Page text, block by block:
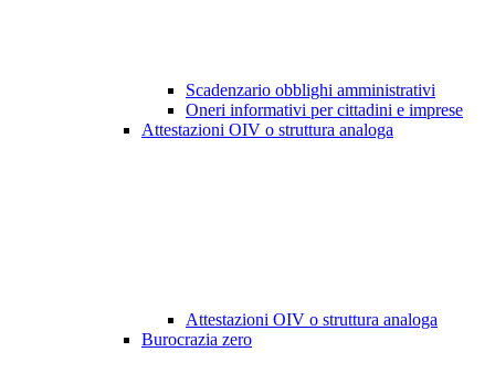
Scadenzario obblighi amministrativi
Oneri informativi per cittadini e imprese
Attestazioni OIV o struttura analoga
Attestazioni OIV o struttura analoga
Burocrazia zero